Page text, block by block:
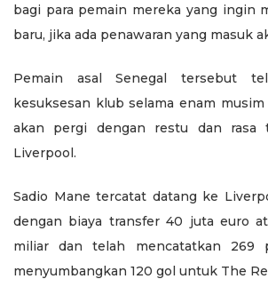
bagi para pemain mereka yang ingin
baru, jika ada penawaran yang masuk
Pemain asal Senegal tersebut
kesuksesan klub selama enam
akan pergi dengan restu dan rasa
Liverpool.
Sadio Mane tercatat datang ke
dengan biaya transfer 40 juta euro
miliar dan telah mencatatkan 269
menyumbangkan 120 gol untuk The